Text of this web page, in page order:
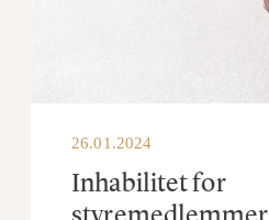
26.01.2024
Inhabilitet for